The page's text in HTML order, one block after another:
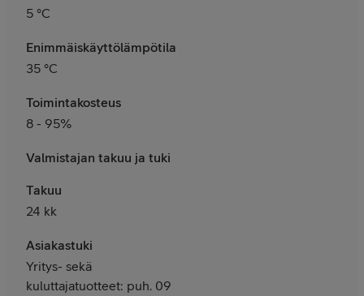
5 °C
Enimmäiskäyttölämpötila
35 °C
Toimintakosteus
8 - 95%
Valmistajan takuu ja tuki
Takuu
24 kk
Asiakastuki
Yritys- sekä
kuluttajatuotteet: puh. 09